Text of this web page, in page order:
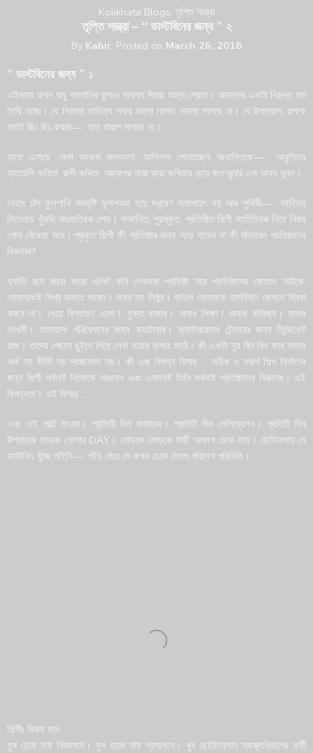
Kolikhata Blogs, তৃপ্তি সান্ত্রা
তৃপ্তি সান্ত্রা – “ ডাস্টবিনের জন্য ” ২
By Kabir. Posted on March 26, 2018
“ ডাস্টবিনের জন্য ” ১
এইভাবে কখন বাবু কলোনির বুকেও ধাক্কা দিচ্ছে অন্য স্রোত। অসম্ভব একটা বিরুদ্ধ মত
তৈরি হচ্ছে। যে সিনেমা সাহিত্য সবার ভালো লাগত, ভালো লাগছে না। যে উপন্যাস, গল্পকে
সবাই ছিঃ ছিঃ করছে— তত খারাপ লাগছে না।
হাতে এসেছে ‘বেলা অবেলা কালবেলা’, আশিসদা শোনাচ্ছেন ‘জনান্তিকে’— আবৃত্তির
হাততালি কবিতা, রাগী কবিতা, আবেগের থরো থরো কবিতার চেয়ে কত দূরের এক অন্য ভুবন।
নেহাৎ চাঁদ ফুলপাখি শুভদৃষ্টি ফুলশয্যা হয়ে মধুরেণ সমাপয়েৎ নয় আর পৃথিবী— সাহিত্য
সিনেমায় খুঁজছি বহুমাত্রিক শেড। সম্মানিত, পুরস্কৃত, প্রতিষ্ঠিত শিল্পী সাহিত্যিক নিয়ে বিষম
গোল বেঁধেছে মনে। প্রকৃত শিল্পী কী প্রতিষ্ঠার জন্য লড়ে যাবেন না কী দাঁড়াবেন প্রতিষ্ঠানের
বিরুদ্ধে?
খ্যাতি রসে জরো জরো এলিট কবি লেখকরা প্রতিষ্ঠা আর প্রতিষ্ঠানের বোতলে আটকে,
বোতলকেই বিশ্ব ভাবতে পারেন। সময় বড় নিষ্ঠুর। বাতিল বোতলকে ডাস্টবিনে ফেলতে দ্বিধা
করবে না। ধেয়ে বিশ্বায়ন এলো। মুক্ত বাজার। অবাধ শিক্ষা। অবাধ বানিজ্য। অবাধ
লেখনী। তাদেরকে পরিবেশনের জন্য ক্যাটারার। ক্যাটারারদের টেন্ডারের জন্য সিন্ডিকেট
রাজ। তাদের পেছনে ছুটতে গিয়ে লেখা হারায় ধাপার মাঠে। কী একটা সুর বিন বিন করে মাথায়
অর্থ নয় কীর্তি নয় স্বচ্ছলতা নয়। কী এক বিপন্ন বিস্ময় … সঠিক ও যথার্থ শিল্প নির্মাণের
জন্য শিল্পী সর্বদাই নিজেকে ভাঙবেন এবং এভাবেই তিনি সর্বদাই প্রতিষ্ঠানের বিরুদ্ধে। এই
বিপন্নতা। এই বিস্ময় …
এবং এই পাল্টে যাওয়া। প্রতিটি দিন বাজারের। প্রতিটি দিন সেলিব্রেশন। প্রতিটি দিন
উপহারের মোড়ক খোলার DAY। মোড়কে মোড়কে মাটি আকাশ ঢেকে যায়। ছোটবেলায় যে
ডাস্টবিন খুঁজে পাইনি— গুঁড়ি মেরে সে কখন ঢেকে ফেলে পরিবেশ পরিচিতি।
শিল্পীঃ বিজয় দাস
মুখ ঢেকে যায় বিজ্ঞাপনে। মুখ ঢেকে যায় প্রসাধনে। খুব ছোটোবেলায় স্বাস্থ্যবিভাগের কর্মী